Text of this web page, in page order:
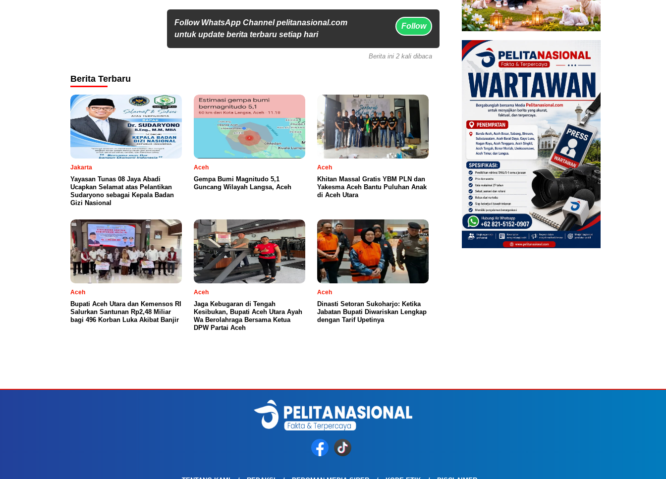
Follow WhatsApp Channel pelitanasional.com
untuk update berita terbaru setiap hari
Follow
Berita ini 2 kali dibaca
Berita Terbaru
Jakarta
Yayasan Tunas 08 Jaya Abadi
Ucapkan Selamat atas Pelantikan
Sudaryono sebagai Kepala Badan
Gizi Nasional
Aceh
Gempa Bumi Magnitudo 5,1
Guncang Wilayah Langsa, Aceh
Aceh
Khitan Massal Gratis YBM PLN dan
Yakesma Aceh Bantu Puluhan Anak
di Aceh Utara
Aceh
Bupati Aceh Utara dan Kemensos RI
Salurkan Santunan Rp2,48 Miliar
bagi 496 Korban Luka Akibat Banjir
Aceh
Jaga Kebugaran di Tengah
Kesibukan, Bupati Aceh Utara Ayah
Wa Berolahraga Bersama Ketua
DPW Partai Aceh
Aceh
Dinasti Setoran Sukoharjo: Ketika
Jabatan Bupati Diwariskan Lengkap
dengan Tarif Upetinya